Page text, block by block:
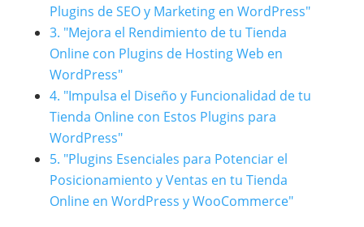
Plugins de SEO y Marketing en WordPress"
3. "Mejora el Rendimiento de tu Tienda
Online con Plugins de Hosting Web en
WordPress"
4. "Impulsa el Diseño y Funcionalidad de tu
Tienda Online con Estos Plugins para
WordPress"
5. "Plugins Esenciales para Potenciar el
Posicionamiento y Ventas en tu Tienda
Online en WordPress y WooCommerce"